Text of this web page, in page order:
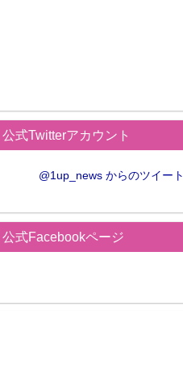
公式Twitterアカウント
@1up_news からのツイート
公式Facebookページ